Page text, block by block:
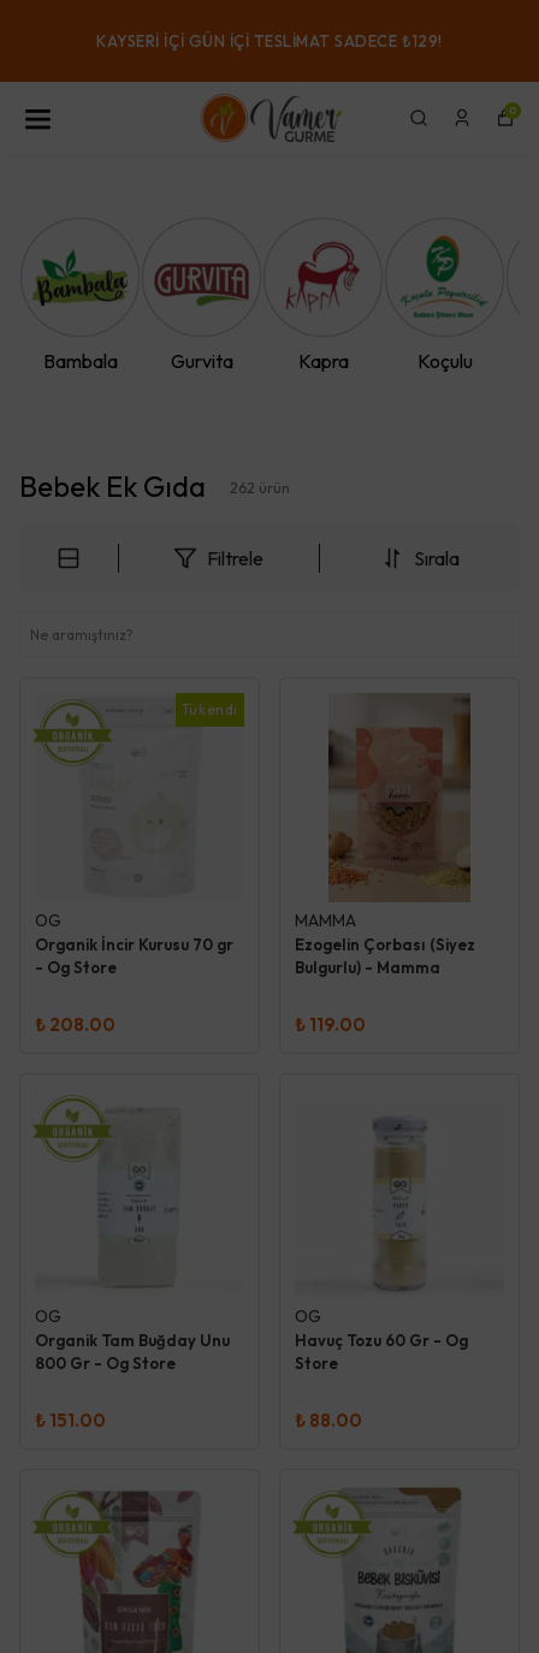
KAYSERI IÇI GÜN IÇI TESLIMAT SADECE ₺129!
0
Bambala Gurvita Kapra Koçulu
Bebek Ek Gıda 262 ürün
Filtrele Sırala
Tükendi
OG
Organik İncir Kurusu 70 gr
- Og Store
₺ 208.00
MAMMA
Ezogelin Çorbası (Siyez
Bulgurlu) - Mamma
₺ 119.00
OG
Organik Tam Buğday Unu
800 Gr - Og Store
₺ 151.00
OG
Havuç Tozu 60 Gr - Og
Store
₺ 88.00